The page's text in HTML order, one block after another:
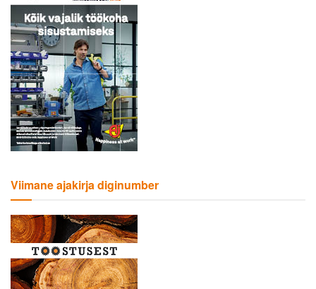
Viimane ajakirja diginumber